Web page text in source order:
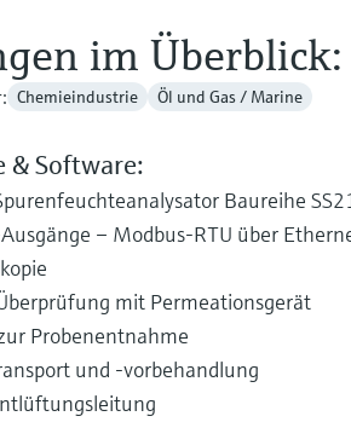
im Überblick:
Chemieindustrie Öl und Gas / Marine
& Software:
Baureihe
– Modbus-RTU über
mit Permeationsgerät
Probenentnahme
und -vorbehandlung